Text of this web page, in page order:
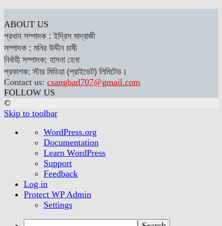
ABOUT US
প্রধান সম্পাদক : ইদ্রিস মাদ্রাজী
সম্পাদক : মনির উদ্দীন চাষী
নির্বাহী সম্পাদক: হাসনা হেনা
প্রকাশক: স্টার মিডিয়া (প্রাইভেট) লিমিটেড।
Contact us: csangbad707@gmail.com
FOLLOW US
©
Skip to toolbar
About
WordPress
WordPress.org
Documentation
Learn WordPress
Support
Feedback
Log in
Protect WP Admin
Settings
Search